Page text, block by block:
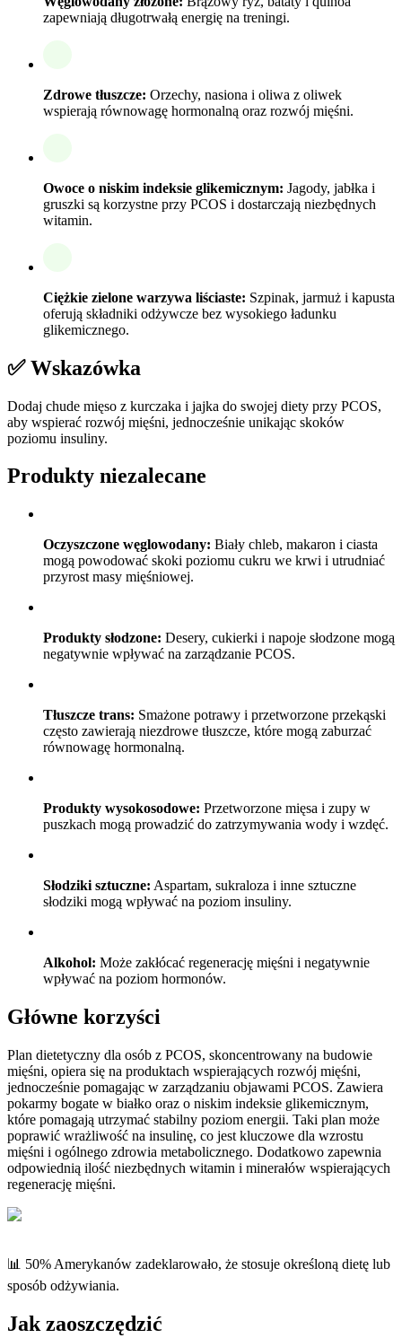
zapewniają długotrwałą energię na treningi.
Zdrowe tłuszcze: Orzechy, nasiona i oliwa z oliwek
wspierają równowagę hormonalną oraz rozwój mięśni.
Owoce o niskim indeksie glikemicznym: Jagody, jabłka i
gruszki są korzystne przy PCOS i dostarczają niezbędnych
witamin.
Ciężkie zielone warzywa liściaste: Szpinak, jarmuż i kapusta
oferują składniki odżywcze bez wysokiego ładunku
glikemicznego.
✅ Wskazówka
Dodaj chude mięso z kurczaka i jajka do swojej diety przy PCOS,
aby wspierać rozwój mięśni, jednocześnie unikając skoków
poziomu insuliny.
Produkty niezalecane
Oczyszczone węglowodany: Biały chleb, makaron i ciasta
mogą powodować skoki poziomu cukru we krwi i utrudniać
przyrost masy mięśniowej.
Produkty słodzone: Desery, cukierki i napoje słodzone mogą
negatywnie wpływać na zarządzanie PCOS.
Tłuszcze trans: Smażone potrawy i przetworzone przekąski
często zawierają niezdrowe tłuszcze, które mogą zaburzać
równowagę hormonalną.
Produkty wysokosodowe: Przetworzone mięsa i zupy w
puszkach mogą prowadzić do zatrzymywania wody i wzdęć.
Słodziki sztuczne: Aspartam, sukraloza i inne sztuczne
słodziki mogą wpływać na poziom insuliny.
Alkohol: Może zakłócać regenerację mięśni i negatywnie
wpływać na poziom hormonów.
Główne korzyści
Plan dietetyczny dla osób z PCOS, skoncentrowany na budowie
mięśni, opiera się na produktach wspierających rozwój mięśni,
jednocześnie pomagając w zarządzaniu objawami PCOS. Zawiera
pokarmy bogate w białko oraz o niskim indeksie glikemicznym,
które pomagają utrzymać stabilny poziom energii. Taki plan może
poprawić wrażliwość na insulinę, co jest kluczowe dla wzrostu
mięśni i ogólnego zdrowia metabolicznego. Dodatkowo zapewnia
odpowiednią ilość niezbędnych witamin i minerałów wspierających
regenerację mięśni.
📊 50% Amerykanów zadeklarowało, że stosuje określoną dietę lub
sposób odżywiania.
Jak zaoszczędzić